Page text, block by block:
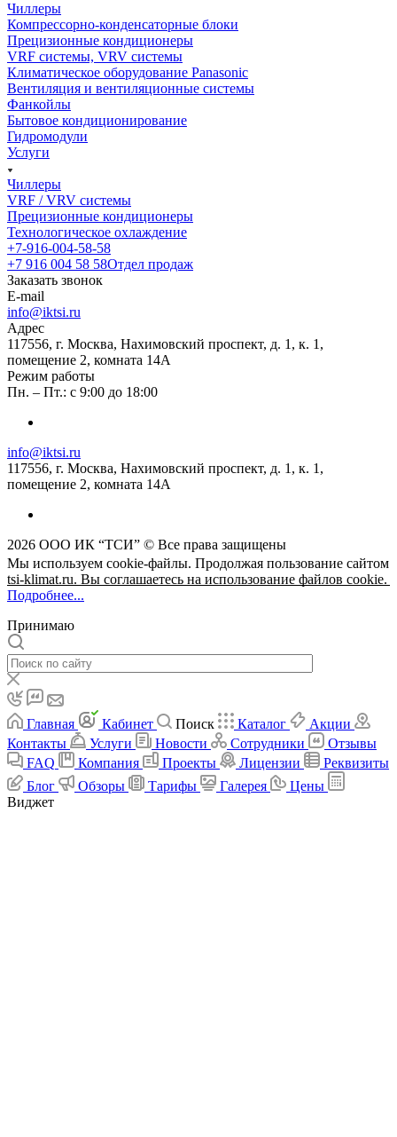
Чиллеры
Компрессорно-конденсаторные блоки
Прецизионные кондиционеры
VRF системы, VRV системы
Климатическое оборудование Panasonic
Вентиляция и вентиляционные системы
Фанкойлы
Бытовое кондиционирование
Гидромодули
Услуги
Чиллеры
VRF / VRV системы
Прецизионные кондиционеры
Технологическое охлаждение
+7-916-004-58-58
+7 916 004 58 58Отдел продаж
Заказать звонок
E-mail
info@iktsi.ru
Адрес
117556, г. Москва, Нахимовский проспект, д. 1, к. 1,
помещение 2, комната 14А
Режим работы
Пн. – Пт.: с 9:00 до 18:00
info@iktsi.ru
117556, г. Москва, Нахимовский проспект, д. 1, к. 1,
помещение 2, комната 14А
2026 ООО ИК “ТСИ” © Все права защищены
Мы используем cookie-файлы. Продолжая пользование сайтом
tsi-klimat.ru. Вы соглашаетесь на использование файлов cookie.
Подробнее...
Принимаю
Главная Кабинет Поиск Каталог
Акции
Контакты
Услуги Новости Сотрудники
Отзывы
FAQ
Компания Проекты Лицензии
Реквизиты
Блог
Обзоры Тарифы Галерея
Цены
Виджет